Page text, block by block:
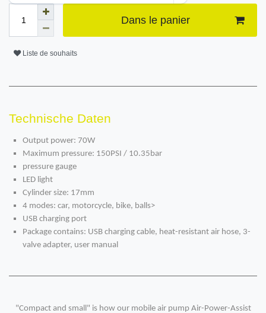
Dans le panier
Liste de souhaits
Technische Daten
Output power: 70W
Maximum pressure: 150PSI / 10.35bar
pressure gauge
LED light
Cylinder size: 17mm
4 modes: car, motorcycle, bike, balls>
USB charging port
Package contains: USB charging cable, heat-resistant air hose, 3-
valve adapter, user manual
"Compact and small" is how our mobile air pump Air-Power-Assist